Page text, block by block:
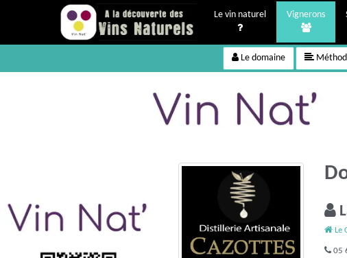
Le vin naturel Vignerons
Le domaine
Le
05